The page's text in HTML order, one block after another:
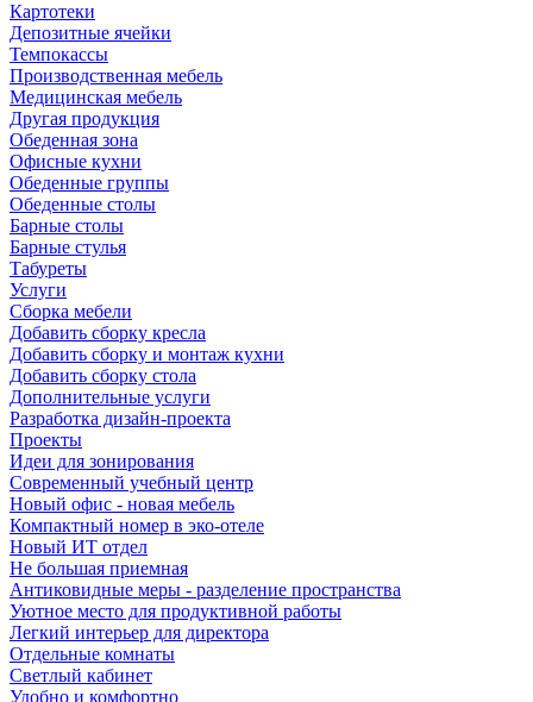
Картотеки
Депозитные ячейки
Темпокассы
Производственная мебель
Медицинская мебель
Другая продукция
Обеденная зона
Офисные кухни
Обеденные группы
Обеденные столы
Барные столы
Барные стулья
Табуреты
Услуги
Сборка мебели
Добавить сборку кресла
Добавить сборку и монтаж кухни
Добавить сборку стола
Дополнительные услуги
Разработка дизайн-проекта
Проекты
Идеи для зонирования
Современный учебный центр
Новый офис - новая мебель
Компактный номер в эко-отеле
Новый ИТ отдел
Не большая приемная
Антиковидные меры - разделение пространства
Уютное место для продуктивной работы
Легкий интерьер для директора
Отдельные комнаты
Светлый кабинет
Удобно и комфортно